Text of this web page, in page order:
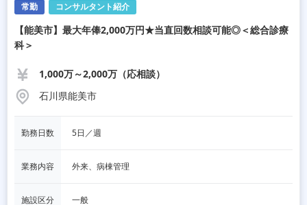
常勤 コンサルタント紹介
【能美市】最大年俸2,000万円★当直回数相談可能◎＜総合診療
科＞
1,000万～2,000万（応相談）
石川県能美市
勤務日数 5日／週
業務内容 外来、病棟管理
施設区分 一般